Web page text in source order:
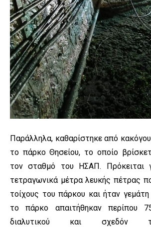
Παράλληλα, καθαρίστηκε από
το πάρκο Θησείου, το οποίο
τον σταθμό του ΗΣΑΠ. Πρόκειται
τετραγωνικά μέτρα λευκής πέτρας
τοίχους του πάρκου και ήταν γεμάτη
το πάρκο απαιτήθηκαν περίπου
διαλυτικού και σχεδόν